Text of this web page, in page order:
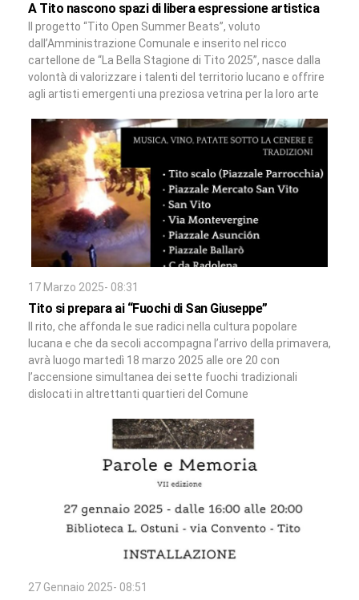
A Tito nascono spazi di libera espressione artistica
Il progetto “Tito Open Summer Beats”, voluto
dall’Amministrazione Comunale e inserito nel ricco
cartellone de “La Bella Stagione di Tito 2025”, nasce dalla
volontà di valorizzare i talenti del territorio lucano e offrire
agli artisti emergenti una preziosa vetrina per la loro arte
17 Marzo 2025- 08:31
Tito si prepara ai “Fuochi di San Giuseppe”
Il rito, che affonda le sue radici nella cultura popolare
lucana e che da secoli accompagna l’arrivo della primavera,
avrà luogo martedì 18 marzo 2025 alle ore 20 con
l’accensione simultanea dei sette fuochi tradizionali
dislocati in altrettanti quartieri del Comune
27 Gennaio 2025- 08:51